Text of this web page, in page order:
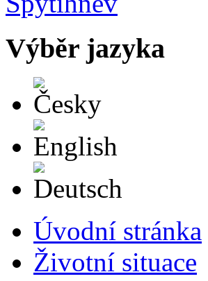
Výběr jazyka
Úvodní stránka
Životní situace